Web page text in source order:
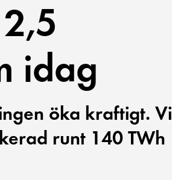
idag
öka kraftigt. Vi
runt 140 TWh